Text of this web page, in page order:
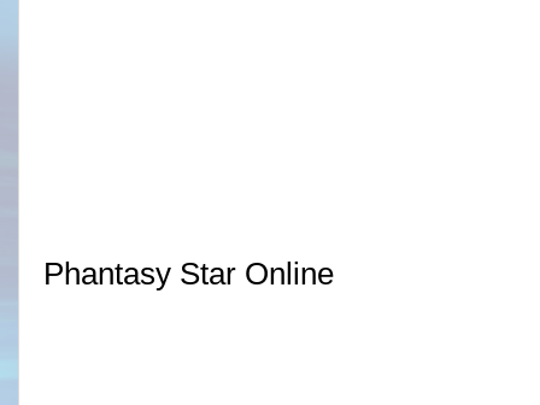
Phantasy Star Online